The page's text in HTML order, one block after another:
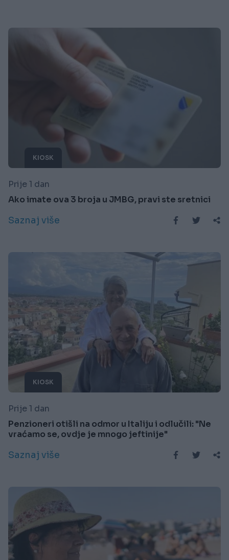
KIOSK
Prije 1 dan
Ako imate ova 3 broja u JMBG, pravi ste sretnici
Saznaj više
KIOSK
Prije 1 dan
Penzioneri otišli na odmor u Italiju i odlučili: "Ne
vraćamo se, ovdje je mnogo jeftinije"
Saznaj više